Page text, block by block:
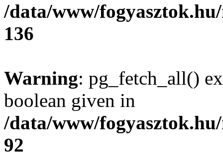
/data/www/
136
Warning: pg_fetch_all()
boolean given in
/data/www/
92